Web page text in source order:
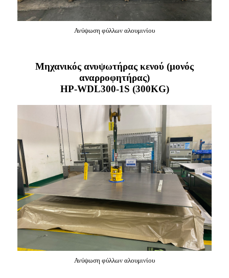
Ανύψωση φύλλων αλουμινίου
Μηχανικός ανυψωτήρας κενού (μονός
αναρροφητήρας)
HP-WDL300-1S (300KG)
Ανύψωση φύλλων αλουμινίου